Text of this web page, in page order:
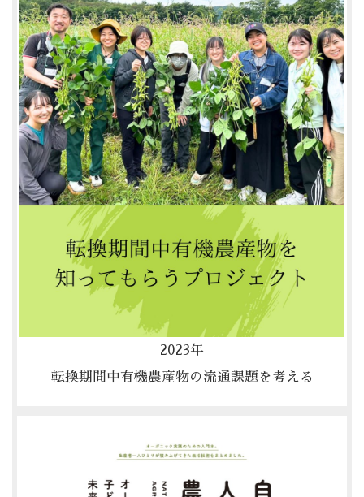
2023年
転換期間中有機農産物の流通課題を考える